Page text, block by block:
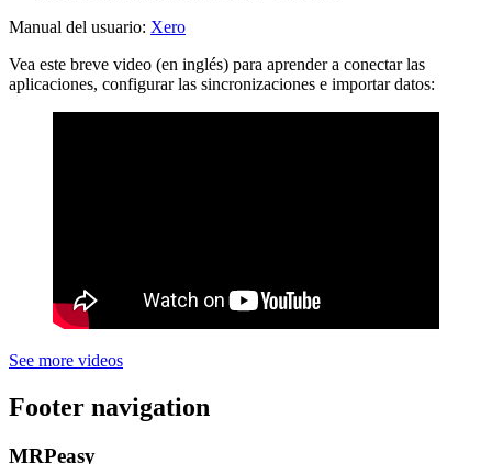
Manual del usuario: Xero
Vea este breve video (en inglés) para aprender a conectar las
aplicaciones, configurar las sincronizaciones e importar datos:
See more videos
Footer navigation
MRPeasy